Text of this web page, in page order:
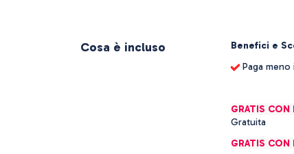
Cosa è incluso
Benefici e
Paga
GRATIS CON
Gratuita
GRATIS CON